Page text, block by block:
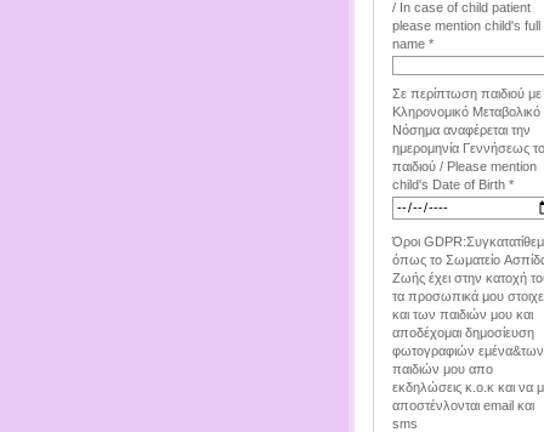
/ In case of child patient
please mention child's full
name *
Σε περίπτωση παιδιού με
Κληρονομικό Μεταβολικό
Νόσημα αναφέρεται την
ημερομηνία Γεννήσεως
παιδιού / Please mention
child's Date of Birth *
Όροι
όπως το Σωματείο
Ζωής έχει στην κατοχή
τα προσωπικά μου
και των παιδιών μου και
αποδέχομαι δημοσίευση
φωτογραφιών εμένα&των
παιδιών μου απο
εκδηλώσεις κ.ο.κ και να
αποστένλονται email και
sms